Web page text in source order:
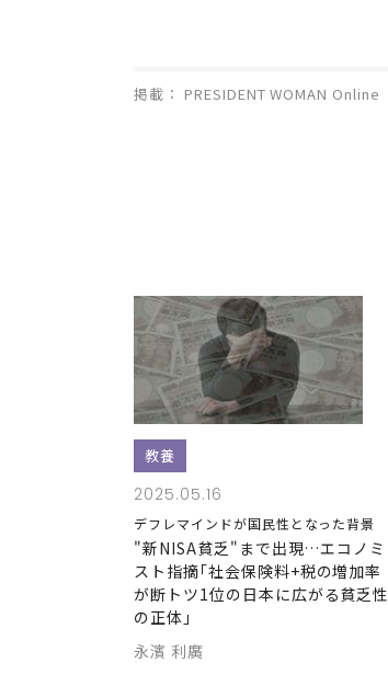
掲載： PRESIDENT WOMAN Online
教養
2025.05.16
デフレマインドが国民性となった背景
"新NISA貧乏"まで出現…エコノミ
スト指摘｢社会保険料+税の増加率
が断トツ1位の日本に広がる貧乏性
の正体｣
永濱 利廣